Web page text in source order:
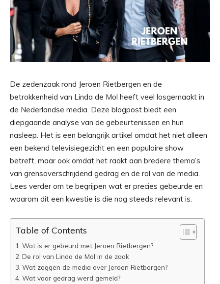
De zedenzaak rond Jeroen Rietbergen en de
betrokkenheid van Linda de Mol heeft veel losgemaakt in
de Nederlandse media. Deze blogpost biedt een
diepgaande analyse van de gebeurtenissen en hun
nasleep. Het is een belangrijk artikel omdat het niet alleen
een bekend televisiegezicht en een populaire show
betreft, maar ook omdat het raakt aan bredere thema’s
van grensoverschrijdend gedrag en de rol van de media.
Lees verder om te begrijpen wat er precies gebeurde en
waarom dit een kwestie is die nog steeds relevant is.
Table of Contents
Wat is er gebeurd met Jeroen Rietbergen?
De rol van Linda de Mol in de zaak
Wat zeggen de media over Jeroen Rietbergen?
Wat voor gedrag werd gemeld?